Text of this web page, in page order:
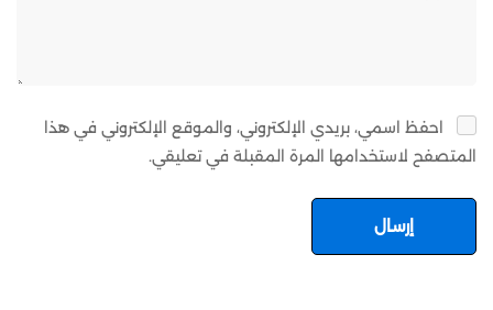
احفظ اسمي، بريدي الإلكتروني، والموقع الإلكتروني في هذا
المتصفح لاستخدامها المرة المقبلة في تعليقي.